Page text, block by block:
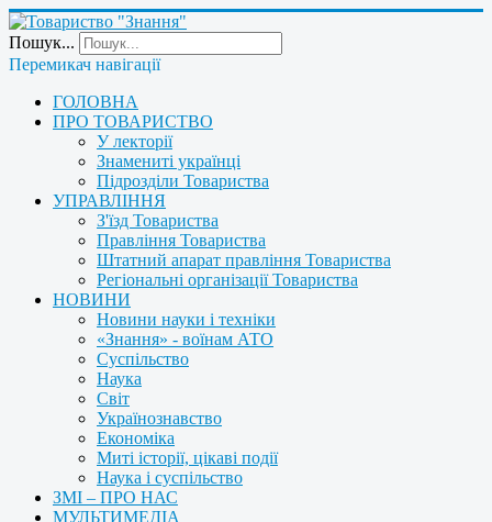
Пошук...
Перемикач навігації
ГОЛОВНА
ПРО ТОВАРИСТВО
У лекторії
Знамениті українці
Підрозділи Товариства
УПРАВЛІННЯ
З'їзд Товариства
Правління Товариства
Штатний апарат правління Товариства
Регіональні організації Товариства
НОВИНИ
Новини науки і техніки
«Знання» - воїнам АТО
Суспільство
Наука
Світ
Українознавство
Економіка
Миті історії, цікаві події
Наука і суспільство
ЗМІ – ПРО НАС
МУЛЬТИМЕДІА